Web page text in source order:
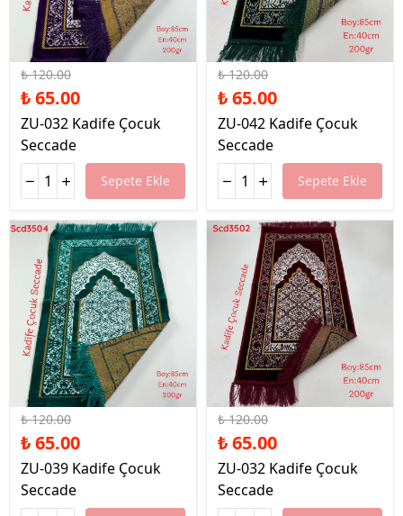
%46 İndirim
₺ 120.00
₺ 65.00
ZU-032 Kadife Çocuk
Seccade
Sepete Ekle
%46 İndirim
₺ 120.00
₺ 65.00
ZU-042 Kadife Çocuk
Seccade
Sepete Ekle
%46 İndirim
₺ 120.00
₺ 65.00
ZU-039 Kadife Çocuk
Seccade
%46 İndirim
₺ 120.00
₺ 65.00
ZU-032 Kadife Çocuk
Seccade